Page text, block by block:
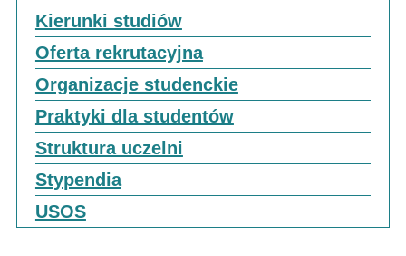
Kierunki studiów
Oferta rekrutacyjna
Organizacje studenckie
Praktyki dla studentów
Struktura uczelni
Stypendia
USOS